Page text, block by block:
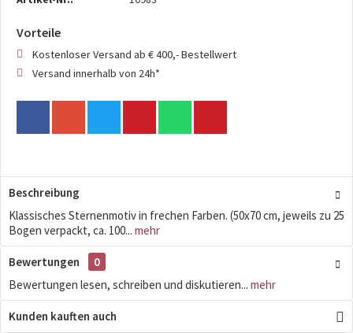
Vorteile
Kostenloser Versand ab € 400,- Bestellwert
Versand innerhalb von 24h*
Beschreibung
Klassisches Sternenmotiv in frechen Farben. (50x70 cm, jeweils zu 25
Bogen verpackt, ca. 100... mehr
Bewertungen
0
Bewertungen lesen, schreiben und diskutieren... mehr
Kunden kauften auch